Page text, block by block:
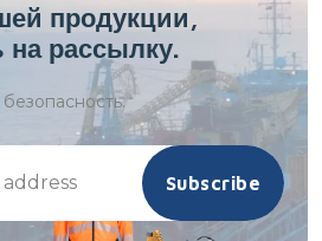
продукции,
рассылку.
Subscribe